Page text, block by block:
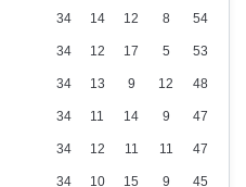
34 14 12 8 54
34 12 17 5 53
34 13 9 12 48
34 11 14 9 47
34 12 11 11 47
34 10 15 9 45